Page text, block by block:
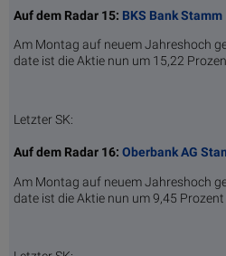
Auf dem Radar 15: BKS Bank Stamm
Am Montag auf neuem Jahreshoch
date ist die Aktie nun um 15,22
Letzter SK:
Auf dem Radar 16: Oberbank AG
Am Montag auf neuem Jahreshoch
date ist die Aktie nun um 9,45 Prozent